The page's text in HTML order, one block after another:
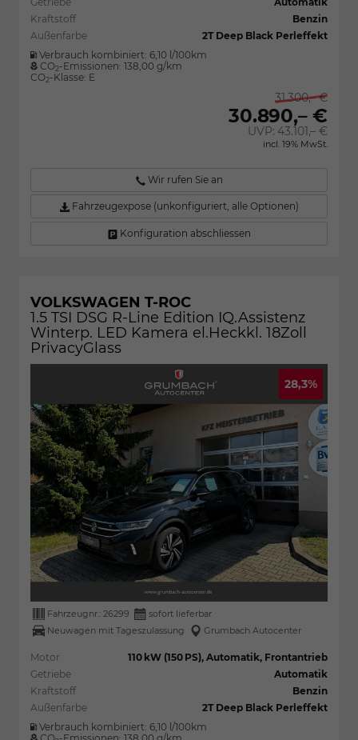
Kraftstoff
Benzin
Außenfarbe
2T Deep Black Perleffekt
Verbrauch kombiniert: 6,10 l/100km
CO2-Emissionen: 138,00 g/km
CO2-Klasse: E
31.300,– €
30.890,– €
UVP: 43.101,– €
incl. 19% MwSt.
Wir rufen Sie an
Fahrzeugexpose (unkonfiguriert, alle Optionen)
Konfiguration abschliessen
VOLKSWAGEN T-ROC
1.5 TSI DSG R-Line Edition IQ.Assistenz
Winterp. LED Kamera el.Heckkl. 18Zoll
PrivacyGlass
28,3%
Fahrzeugnr.: 26299
sofort lieferbar
Neuwagen mit Tageszulassung
Grumbach Autocenter
Motor
110 kW (150 PS), Automatik, Frontantrieb
Getriebe
Automatik
Kraftstoff
Benzin
Außenfarbe
2T Deep Black Perleffekt
Verbrauch kombiniert: 6,10 l/100km